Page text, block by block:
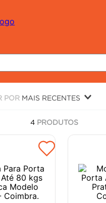
POR MAIS RECENTES
4 PRODUTOS
corrida